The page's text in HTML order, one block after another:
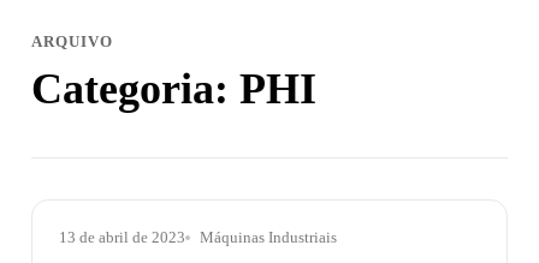
ARQUIVO
Categoria: PHI
13 de abril de 2023 Máquinas Industriais